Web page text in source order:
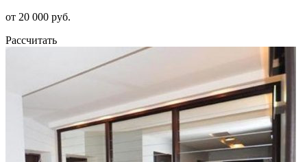
от 20 000 руб.
Рассчитать